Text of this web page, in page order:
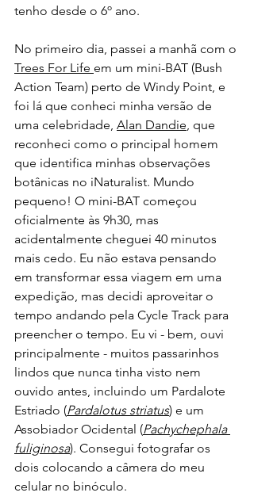
tenho desde o 6º ano.
No primeiro dia, passei a manhã com o
Trees For Life em um mini-BAT (Bush
Action Team) perto de Windy Point, e
foi lá que conheci minha versão de
uma celebridade, Alan Dandie, que
reconheci como o principal homem
que identifica minhas observações
botânicas no iNaturalist. Mundo
pequeno! O mini-BAT começou
oficialmente às 9h30, mas
acidentalmente cheguei 40 minutos
mais cedo. Eu não estava pensando
em transformar essa viagem em uma
expedição, mas decidi aproveitar o
tempo andando pela Cycle Track para
preencher o tempo. Eu vi - bem, ouvi
principalmente - muitos passarinhos
lindos que nunca tinha visto nem
ouvido antes, incluindo um Pardalote
Estriado (Pardalotus striatus) e um
Assobiador Ocidental (Pachychephala
fuliginosa). Consegui fotografar os
dois colocando a câmera do meu
celular no binóculo.